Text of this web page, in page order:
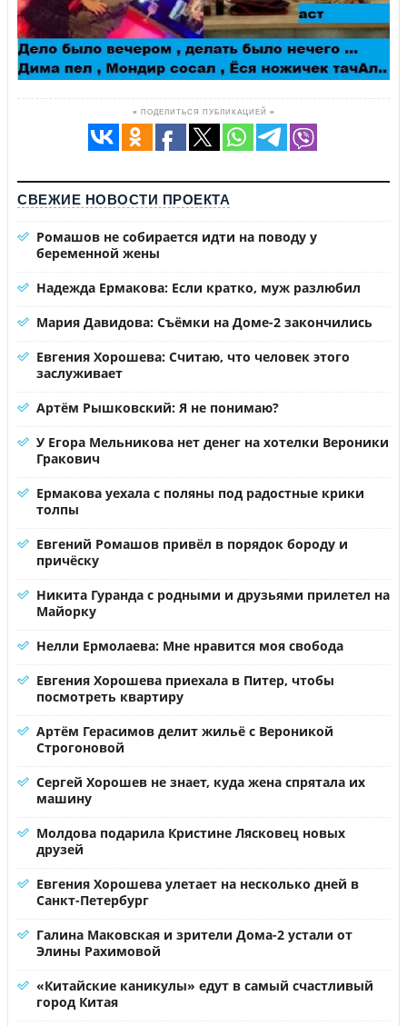
≡ ПОДЕЛИТЬСЯ ПУБЛИКАЦИЕЙ ≡
СВЕЖИЕ НОВОСТИ ПРОЕКТА
Ромашов не собирается идти на поводу у
беременной жены
Надежда Ермакова: Если кратко, муж разлюбил
Мария Давидова: Съёмки на Доме-2 закончились
Евгения Хорошева: Считаю, что человек этого
заслуживает
Артём Рышковский: Я не понимаю?
У Егора Мельникова нет денег на хотелки Вероники
Гракович
Ермакова уехала с поляны под радостные крики
толпы
Евгений Ромашов привёл в порядок бороду и
причёску
Никита Гуранда с родными и друзьями прилетел на
Майорку
Нелли Ермолаева: Мне нравится моя свобода
Евгения Хорошева приехала в Питер, чтобы
посмотреть квартиру
Артём Герасимов делит жильё с Вероникой
Строгоновой
Сергей Хорошев не знает, куда жена спрятала их
машину
Молдова подарила Кристине Лясковец новых
друзей
Евгения Хорошева улетает на несколько дней в
Санкт-Петербург
Галина Маковская и зрители Дома-2 устали от
Элины Рахимовой
«Китайские каникулы» едут в самый счастливый
город Китая